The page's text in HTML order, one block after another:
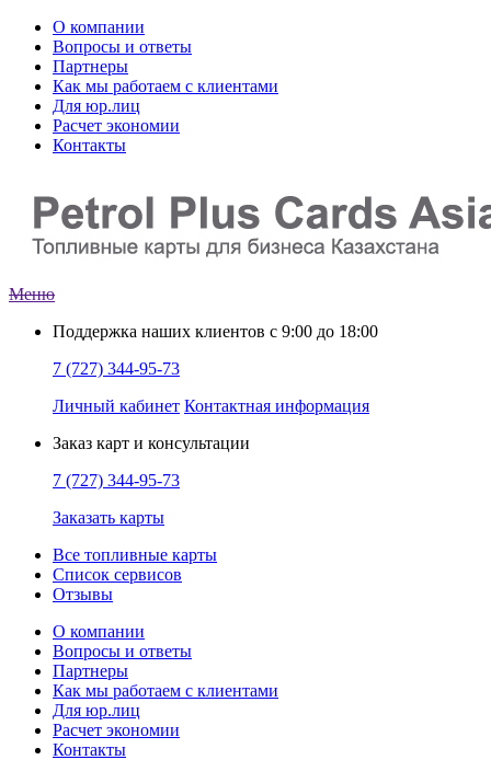
О компании
Вопросы и ответы
Партнеры
Как мы работаем с клиентами
Для юр.лиц
Расчет экономии
Контакты
Меню
Поддержка наших клиентов с 9:00 до 18:00
7 (727) 344-95-73
Личный кабинет Контактная информация
Заказ карт и консультации
7 (727) 344-95-73
Заказать карты
Все топливные карты
Список сервисов
Отзывы
О компании
Вопросы и ответы
Партнеры
Как мы работаем с клиентами
Для юр.лиц
Расчет экономии
Контакты